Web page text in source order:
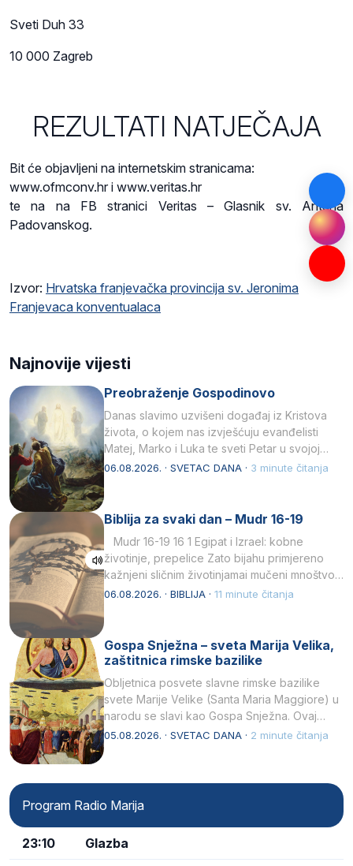
Sveti Duh 33
10 000 Zagreb
REZULTATI NATJEČAJA
Bit će objavljeni na internetskim stranicama:
www.ofmconv.hr i www.veritas.hr
te na na FB stranici Veritas – Glasnik sv. Antuna
Padovanskog.
Izvor: Hrvatska franjevačka provincija sv. Jeronima
Franjevaca konventualaca
Najnovije vijesti
Preobraženje Gospodinovo
Danas slavimo uzvišeni događaj iz Kristova
života, o kojem nas izvješćuju evanđelisti
Matej, Marko i Luka te sveti Petar u svojoj
drugoj…
06.08.2026. · SVETAC DANA · 3 minute čitanja
Biblija za svaki dan – Mudr 16-19
Mudr 16-19 16 1 Egipat i Izrael: kobne
životinje, prepelice Zato bijahu primjereno
kažnjeni sličnim životinjamai mučeni mnoštvom
kukaca.2 A narod…
06.08.2026. · BIBLIJA · 11 minute čitanja
Gospa Snježna – sveta Marija Velika,
zaštitnica rimske bazilike
Obljetnica posvete slavne rimske bazilike
svete Marije Velike (Santa Maria Maggiore) u
narodu se slavi kao Gospa Snježna. Ovaj
naziv, Sancta Maria…
05.08.2026. · SVETAC DANA · 2 minute čitanja
Program Radio Marija
23:10 Glazba